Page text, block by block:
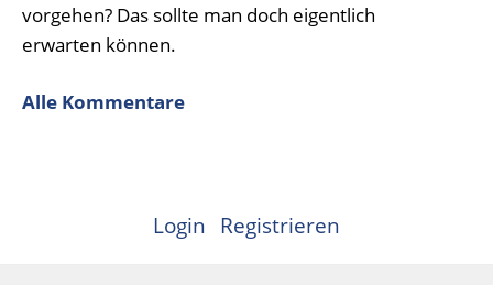
vorgehen? Das sollte man doch eigentlich
erwarten können.
Alle Kommentare
Login Registrieren